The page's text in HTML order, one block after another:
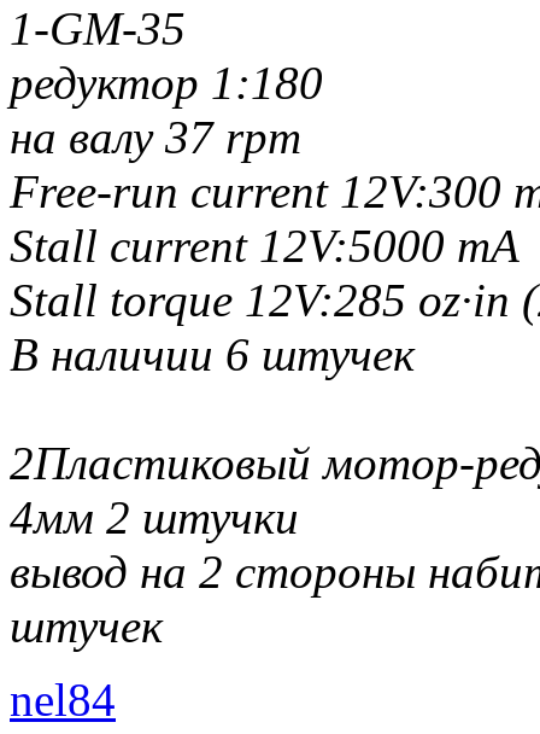
1-GM-35
редуктор 1:180
на валу 37 rpm
Free-run current 12V:300
Stall current 12V:5000 mA
Stall torque 12V:285 oz·in
В наличии 6 штучек
2Пластиковый мотор-
4мм 2 штучки
вывод на 2 стороны
штучек
nel84